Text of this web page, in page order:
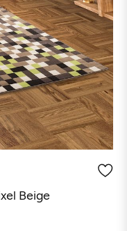
Beige